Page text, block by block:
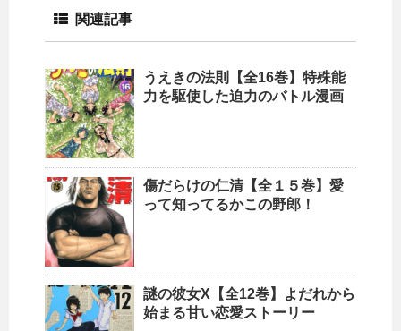
関連記事
うえきの法則【全16巻】特殊能
力を駆使した迫力のバトル漫画
傷だらけの仁清【全１５巻】愛
って知ってるかこの野郎！
謎の彼女X【全12巻】よだれから
始まる甘い恋愛ストーリー